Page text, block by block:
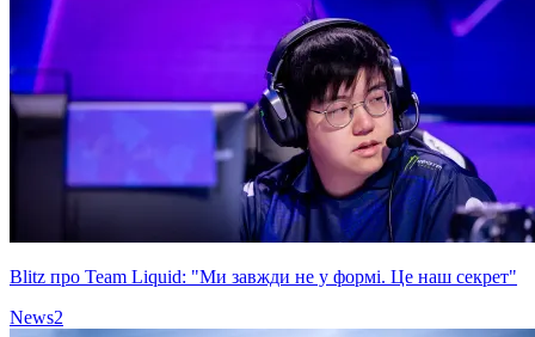
Blitz про Team Liquid: "Ми завжди не у формі. Це наш секрет"
News2